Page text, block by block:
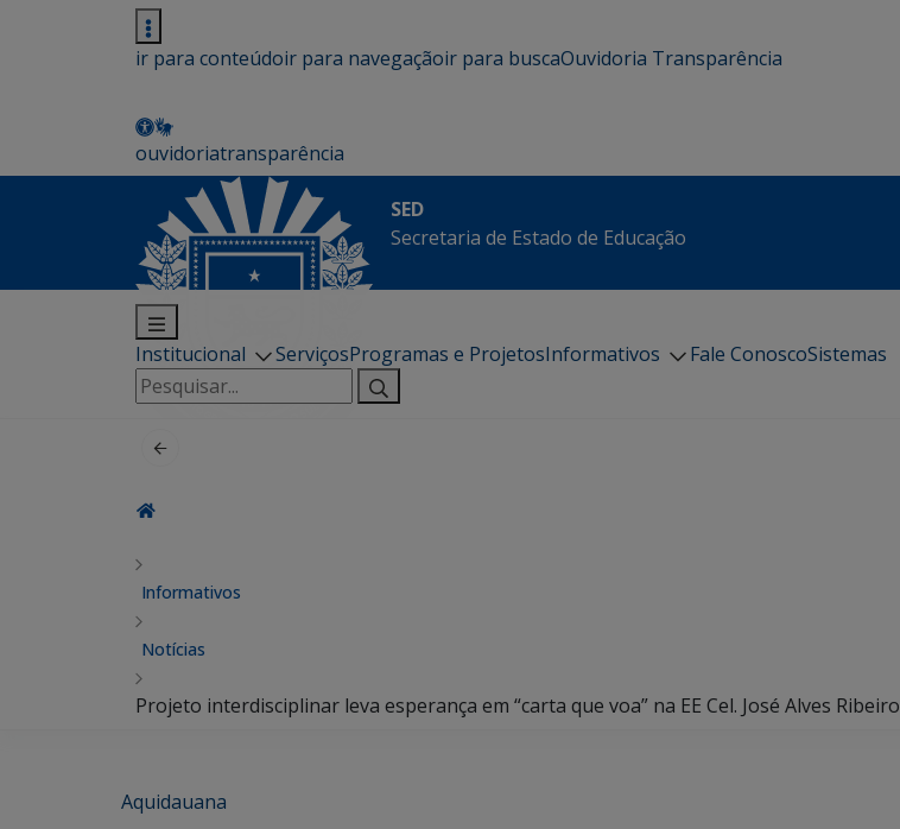
ir para conteúdoir para navegaçãoir para buscaOuvidoria Transparência
ouvidoriatransparência
SED
Secretaria de Estado de Educação
Institucional ServiçosProgramas e ProjetosInformativos Fale ConoscoSistemas
Pesquisar
por:
Informativos
Notícias
Projeto interdisciplinar leva esperança em “carta que voa” na EE Cel. José Alves Ribeiro
Aquidauana